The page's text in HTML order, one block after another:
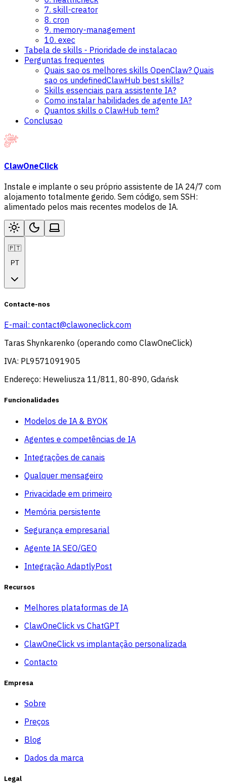
7. skill-creator
8. cron
9. memory-management
10. exec
Tabela de skills - Prioridade de instalacao
Perguntas frequentes
Quais sao os melhores skills OpenClaw? Quais
sao os undefinedClawHub best skills?
Skills essenciais para assistente IA?
Como instalar habilidades de agente IA?
Quantos skills o ClawHub tem?
Conclusao
ClawOneClick
Instale e implante o seu próprio assistente de IA 24/7 com
alojamento totalmente gerido. Sem código, sem SSH:
alimentado pelos mais recentes modelos de IA.
🇵🇹
PT
Contacte-nos
E-mail: contact@clawoneclick.com
Taras Shynkarenko (operando como ClawOneClick)
IVA: PL9571091905
Endereço: Heweliusza 11/811, 80-890, Gdańsk
Funcionalidades
Modelos de IA & BYOK
Agentes e competências de IA
Integrações de canais
Qualquer mensageiro
Privacidade em primeiro
Memória persistente
Segurança empresarial
Agente IA SEO/GEO
Integração AdaptlyPost
Recursos
Melhores plataformas de IA
ClawOneClick vs ChatGPT
ClawOneClick vs implantação personalizada
Contacto
Empresa
Sobre
Preços
Blog
Dados da marca
Legal